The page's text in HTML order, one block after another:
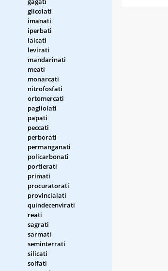
glicolati
imanati
iperbati
laicati
levirati
mandarinati
meati
monarcati
nitrofosfati
ortomercati
pagliolati
papati
peccati
perborati
permanganati
policarbonati
portierati
primati
procuratorati
provincialati
quindecenvirati
reati
sagrati
sarmati
seminterrati
silicati
solfati